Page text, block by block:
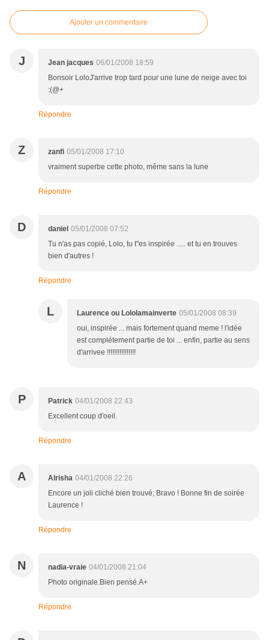
Ajouter un commentaire
J Jean jacques 06/01/2008 18:59
Bonsoir LoloJ'arrive trop tard pour une lune de neige avec toi
:(@+
Répondre
Z zanfi 05/01/2008 17:10
vraiment superbe cette photo, même sans la lune
Répondre
D daniel 05/01/2008 07:52
Tu n'as pas copié, Lolo, tu t"es inspirée ..... et tu en trouves
bien d'autres !
Répondre
L Laurence ou Lololamainverte 05/01/2008 08:39
oui, inspirée ... mais fortement quand meme ! l'idée
est complétement partie de toi ... enfin, partie au sens
d'arrivee !!!!!!!!!!!!!!!!
P Patrick 04/01/2008 22:43
Excellent coup d'oeil.
Répondre
A Alrisha 04/01/2008 22:26
Encore un joli cliché bien trouvé; Bravo ! Bonne fin de soirée
Laurence !
Répondre
N nadia-vraie 04/01/2008 21:04
Photo originale.Bien pensé.A+
Répondre